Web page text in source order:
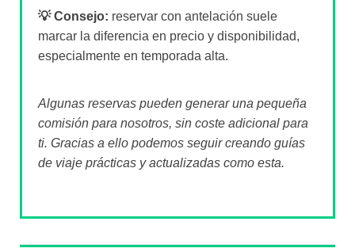
💡 Consejo: reservar con antelación suele
marcar la diferencia en precio y disponibilidad,
especialmente en temporada alta.
Algunas reservas pueden generar una pequeña
comisión para nosotros, sin coste adicional para
ti. Gracias a ello podemos seguir creando guías
de viaje prácticas y actualizadas como esta.